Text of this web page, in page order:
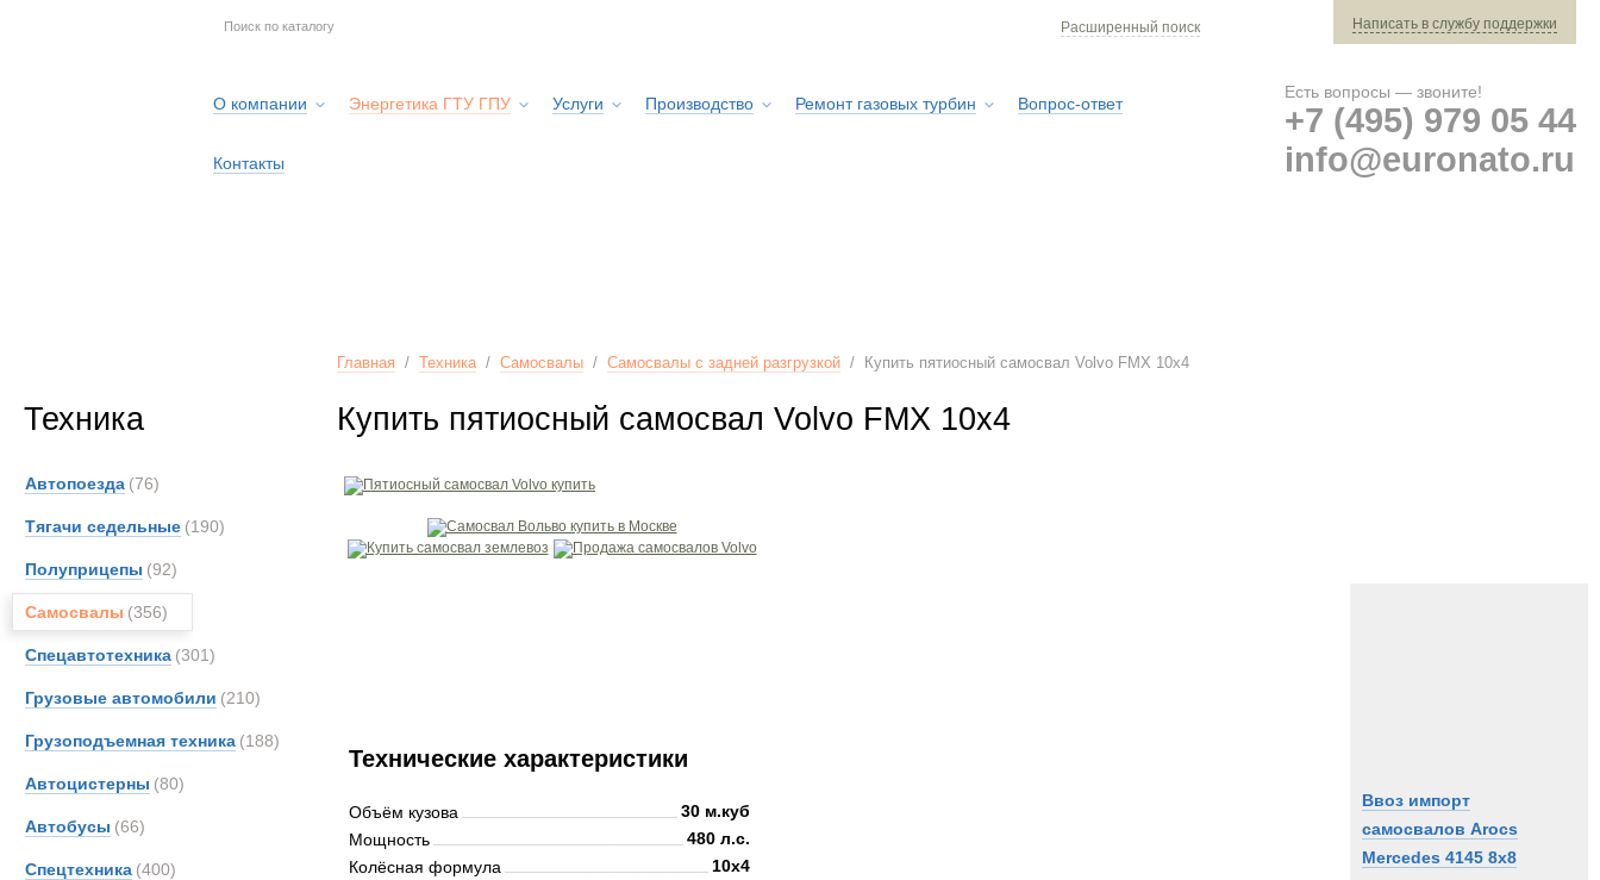
Расширенный поиск Написать в службу поддержки
О компании Энергетика ГТУ ГПУ Услуги Производство Ремонт газовых турбин Вопрос-ответ
Контакты
Есть вопросы — звоните!
+7 (495) 979 05 44
info@euronato.ru
Техника
Автопоезда (76)
Тягачи седельные (190)
Полуприцепы (92)
Самосвалы (356)
Спецавтотехника (301)
Грузовые автомобили (210)
Грузоподъемная техника (188)
Автоцистерны (80)
Автобусы (66)
Спецтехника (400)
Главная / Техника/ Самосвалы / Самосвалы с задней разгрузкой / Купить пятиосный самосвал Volvo FMX 10x4
Купить пятиосный самосвал Volvo FMX 10x4
Ввоз импорт
самосвалов Arocs
Mercedes 4145 8x8
Технические характеристики
Объём кузова
30 м.куб
Мощность
480 л.с.
Колёсная формула
10x4